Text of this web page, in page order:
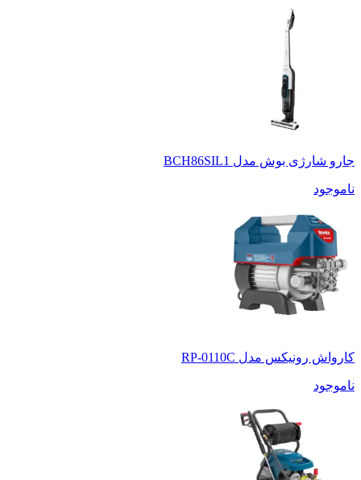
جارو شارژی بوش مدل BCH86SIL1
ناموجود
کارواش رونیکس مدل RP-0110C
ناموجود